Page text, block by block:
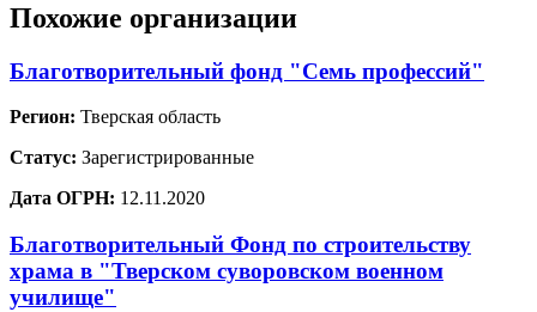
Похожие организации
Благотворительный фонд "Семь профессий"
Регион: Тверская область
Статус: Зарегистрированные
Дата ОГРН: 12.11.2020
Благотворительный Фонд по строительству
храма в "Тверском суворовском военном
училище"